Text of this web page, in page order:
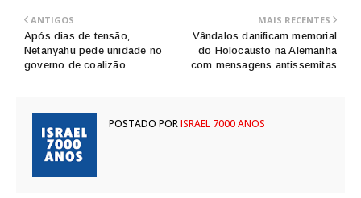
MAIS RECENTES
Vândalos danificam memorial
do Holocausto na Alemanha
com mensagens antissemitas
ANTIGOS
Após dias de tensão,
Netanyahu pede unidade no
governo de coalizão
POSTADO PORISRAEL 7000 ANOS